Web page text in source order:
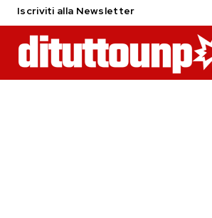
Iscriviti alla Newsletter